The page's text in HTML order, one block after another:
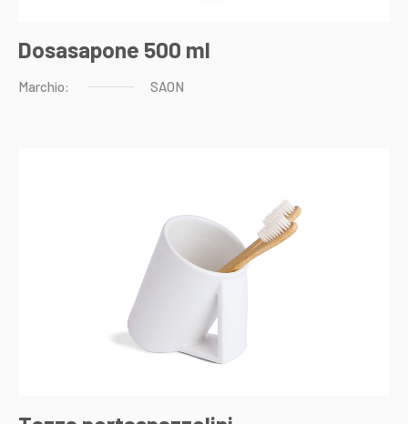
Dosasapone 500 ml
Marchio: SAON